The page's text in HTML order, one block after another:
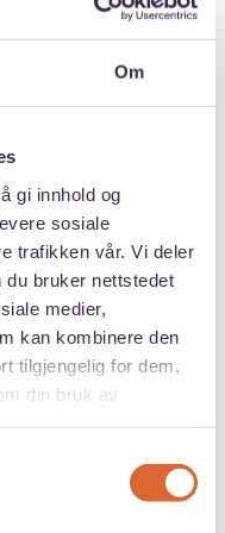
Om
gi innhold og
sosiale
trafikken vår. Vi deler
bruker nettstedet
medier,
kan kombinere den
tilgjengelig for dem,
din bruk av